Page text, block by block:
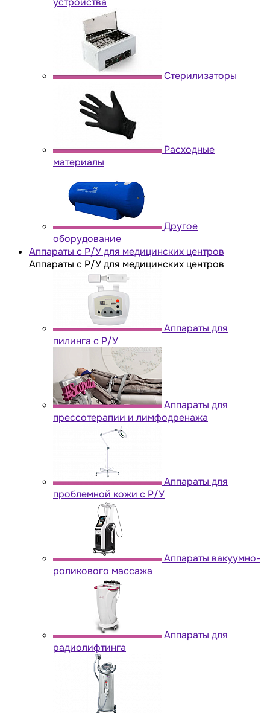
Стерилизаторы
Расходные
материалы
Другое
оборудование
Аппараты с Р/У для медицинских центров
Аппараты с Р/У для медицинских центров
Аппараты для
пилинга с Р/У
Аппараты для
прессотерапии и лимфодренажа
Аппараты для
проблемной кожи с Р/У
Аппараты вакуумно-
роликового массажа
Аппараты для
радиолифтинга